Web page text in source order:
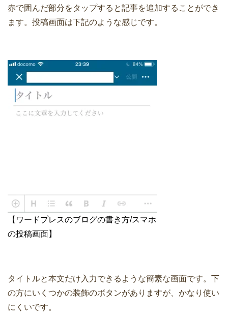
赤で囲んだ部分をタップすると記事を追加することができ
ます。投稿画面は下記のような感じです。
【ワードプレスのブログの書き方/スマホ
の投稿画面】
タイトルと本文だけ入力できるような簡素な画面です。下
の方にいくつかの装飾のボタンがありますが、かなり使い
にくいです。